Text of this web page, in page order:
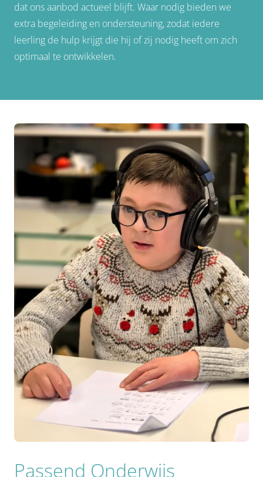
dat ons aanbod actueel blijft. Waar nodig bieden we
extra begeleiding en ondersteuning, zodat iedere
leerling de hulp krijgt die hij of zij nodig heeft om zich
optimaal te ontwikkelen.
Passend Onderwijs